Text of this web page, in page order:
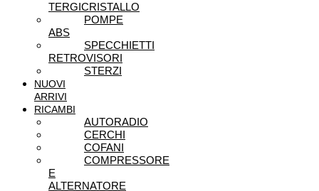
TERGICRISTALLO
POMPE
ABS
SPECCHIETTI
RETROVISORI
STERZI
NUOVI
ARRIVI
RICAMBI
AUTORADIO
CERCHI
COFANI
COMPRESSORE
E
ALTERNATORE